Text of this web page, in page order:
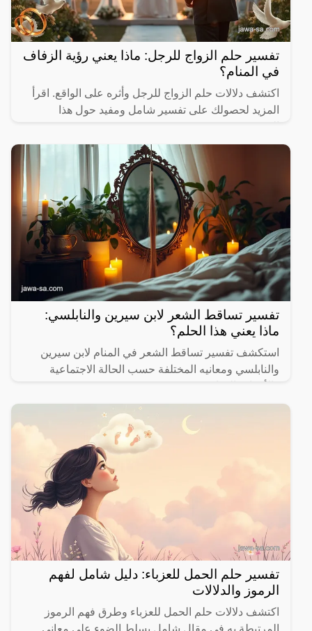
تفسير حلم الزواج للرجل: ماذا يعني رؤية الزفاف
في المنام؟
اكتشف دلالات حلم الزواج للرجل وأثره على الواقع. اقرأ
المزيد لحصولك على تفسير شامل ومفيد حول هذا
تفسير تساقط الشعر لابن سيرين والنابلسي:
ماذا يعني هذا الحلم؟
استكشف تفسير تساقط الشعر في المنام لابن سيرين
والنابلسي ومعانيه المختلفة حسب الحالة الاجتماعية
تفسير حلم الحمل للعزباء: دليل شامل لفهم
الرموز والدلالات
اكتشف دلالات حلم الحمل للعزباء وطرق فهم الرموز
المرتبطة به في مقال شامل يسلط الضوء على معاني